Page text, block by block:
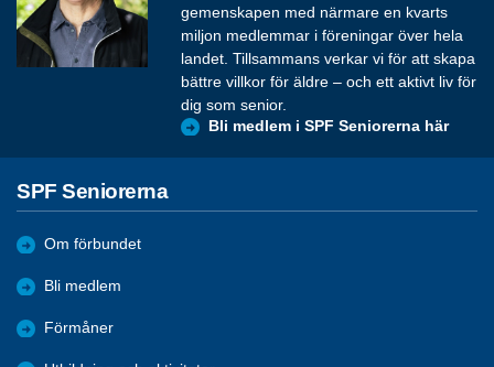
gemenskapen med närmare en kvarts
miljon medlemmar i föreningar över hela
landet. Tillsammans verkar vi för att skapa
bättre villkor för äldre – och ett aktivt liv för
dig som senior.
Bli medlem i SPF Seniorerna här
SPF Seniorerna
Om förbundet
Bli medlem
Förmåner